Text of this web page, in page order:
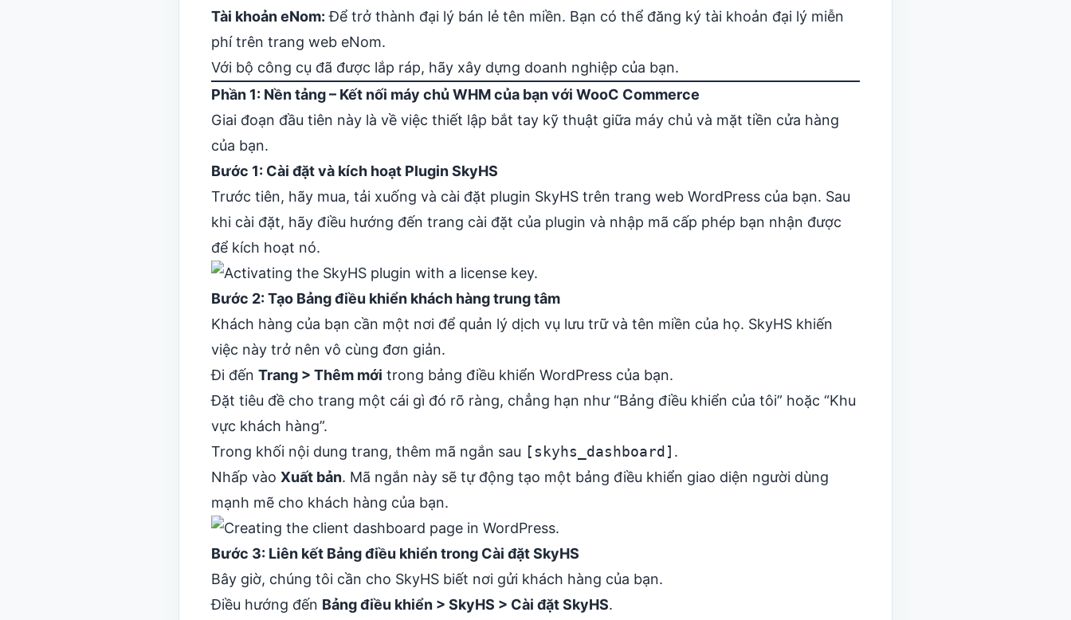
Tài khoản eNom: Để trở thành đại lý bán lẻ tên miền. Bạn có thể đăng ký tài khoản đại lý miễn
phí trên trang web eNom.
Với bộ công cụ đã được lắp ráp, hãy xây dựng doanh nghiệp của bạn.
Phần 1: Nền tảng – Kết nối máy chủ WHM của bạn với WooC Commerce
Giai đoạn đầu tiên này là về việc thiết lập bắt tay kỹ thuật giữa máy chủ và mặt tiền cửa hàng
của bạn.
Bước 1: Cài đặt và kích hoạt Plugin SkyHS
Trước tiên, hãy mua, tải xuống và cài đặt plugin SkyHS trên trang web WordPress của bạn. Sau
khi cài đặt, hãy điều hướng đến trang cài đặt của plugin và nhập mã cấp phép bạn nhận được
để kích hoạt nó.
Bước 2: Tạo Bảng điều khiển khách hàng trung tâm
Khách hàng của bạn cần một nơi để quản lý dịch vụ lưu trữ và tên miền của họ. SkyHS khiến
việc này trở nên vô cùng đơn giản.
Đi đến Trang > Thêm mới trong bảng điều khiển WordPress của bạn.
Đặt tiêu đề cho trang một cái gì đó rõ ràng, chẳng hạn như “Bảng điều khiển của tôi” hoặc “Khu
vực khách hàng”.
Trong khối nội dung trang, thêm mã ngắn sau [skyhs_dashboard] .
Nhấp vào Xuất bản. Mã ngắn này sẽ tự động tạo một bảng điều khiển giao diện người dùng
mạnh mẽ cho khách hàng của bạn.
Bước 3: Liên kết Bảng điều khiển trong Cài đặt SkyHS
Bây giờ, chúng tôi cần cho SkyHS biết nơi gửi khách hàng của bạn.
Điều hướng đến Bảng điều khiển > SkyHS > Cài đặt SkyHS.